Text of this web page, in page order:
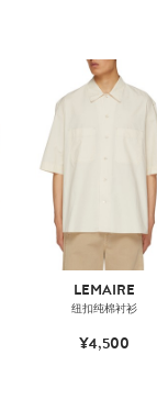
LEMAIRE
纽扣纯棉衬衫
¥4,500